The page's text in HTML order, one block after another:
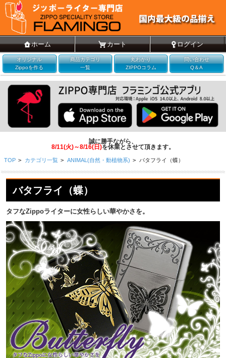
ホーム カート ログイン
オリジナル
Zippoを作る
商品カテゴリ
一覧
丸わかり
ZIPPOコラム
問い合わせ
Q＆A
誠に勝手ながら、
8/11(火)～8/16(日)を休業とさせて頂きます。
TOP > カテゴリ一覧 > ANIMAL(自然・動植物系) > バタフライ（蝶）
バタフライ（蝶）
タフなZippoライターに女性らしい華やかさを。